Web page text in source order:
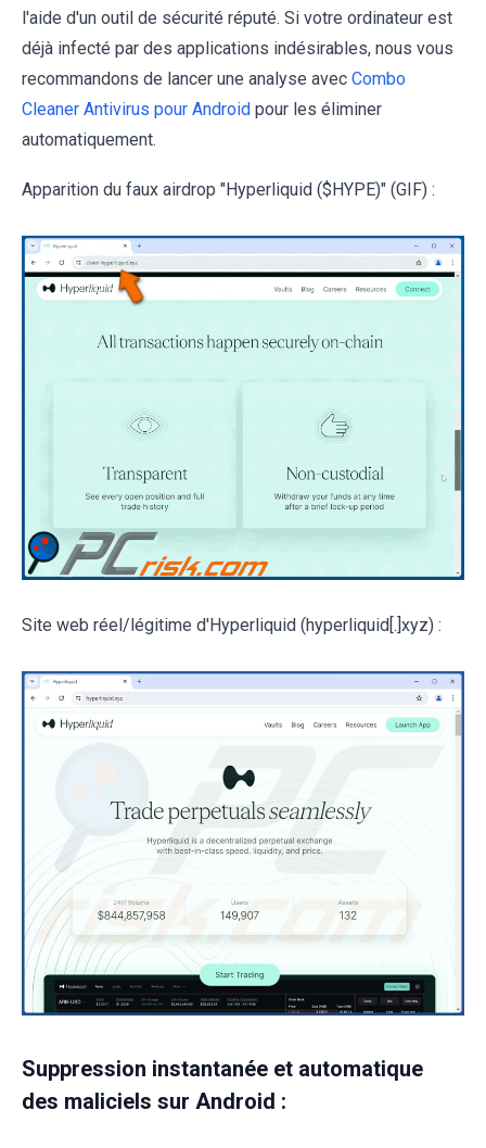
l'aide d'un outil de sécurité réputé. Si votre ordinateur est
déjà infecté par des applications indésirables, nous vous
recommandons de lancer une analyse avec Combo
Cleaner Antivirus pour Android pour les éliminer
automatiquement.
Apparition du faux airdrop "Hyperliquid ($HYPE)" (GIF) :
Site web réel/légitime d'Hyperliquid (hyperliquid[.]xyz) :
Suppression instantanée et automatique
des maliciels sur Android :